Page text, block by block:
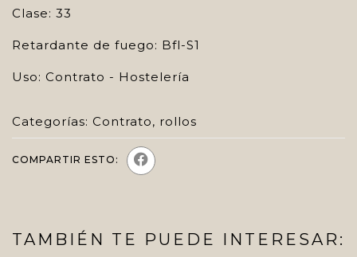
Clase: 33
Retardante de fuego: Bfl-S1
Uso: Contrato - Hostelería
Categorías: Contrato, rollos
COMPARTIR ESTO:
TAMBIÉN TE PUEDE INTERESAR: